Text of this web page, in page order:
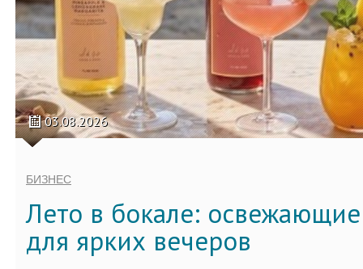
03.08.2026
БИЗНЕС
Лето в бокале:
для ярких вечеров